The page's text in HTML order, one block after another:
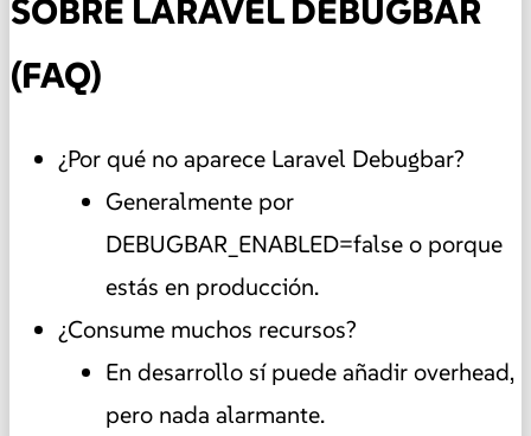
SOBRE LARAVEL DEBUGBAR
(FAQ)
¿Por qué no aparece Laravel Debugbar?
Generalmente por
DEBUGBAR_ENABLED=false o porque
estás en producción.
¿Consume muchos recursos?
En desarrollo sí puede añadir overhead,
pero nada alarmante.